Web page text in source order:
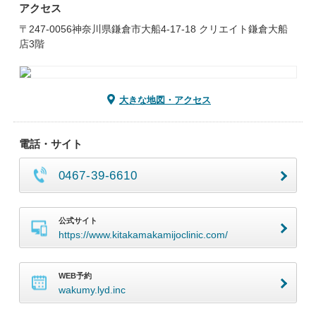
アクセス
〒247-0056神奈川県鎌倉市大船4-17-18 クリエイト鎌倉大船
店3階
大きな地図・アクセス
電話・サイト
0467-39-6610
公式サイト
https://www.kitakamakamijoclinic.com/
WEB予約
wakumy.lyd.inc